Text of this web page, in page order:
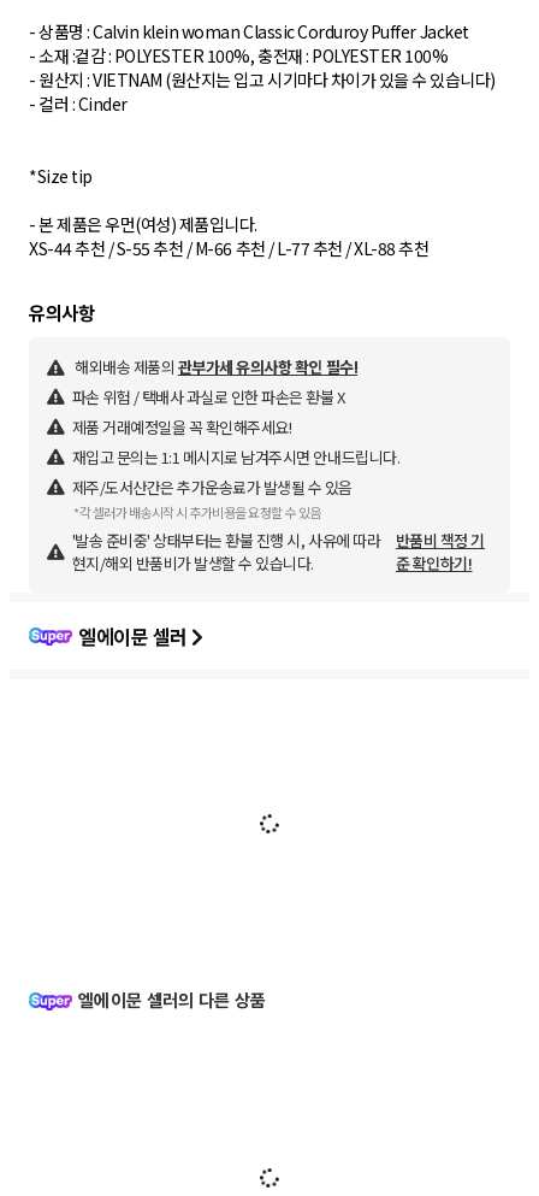
- 상품명 : Calvin klein woman Classic Corduroy Puffer Jacket
- 소재 :겉감 : POLYESTER 100%, 충전재 : POLYESTER 100%
- 원산지 : VIETNAM (원산지는 입고 시기마다 차이가 있을 수 있습니다)
- 컬러 : Cinder
*Size tip
- 본 제품은 우먼(여성) 제품입니다.
XS-44 추천 / S-55 추천 / M-66 추천 / L-77 추천 / XL-88 추천
유의사항
해외배송 제품의 관부가세 유의사항 확인 필수!
파손 위험 / 택배사 과실로 인한 파손은 환불 X
제품 거래예정일을 꼭 확인해주세요!
재입고 문의는 1:1 메시지로 남겨주시면 안내드립니다.
제주/도서산간은 추가운송료가 발생될 수 있음
*각 셀러가 배송시작 시 추가비용을 요청할 수 있음
'발송 준비중' 상태부터는 환불 진행 시, 사유에 따라
현지/해외 반품비가 발생할 수 있습니다.
반품비 책정 기
준 확인하기!
엘에이문 셀러
엘에이문 셀러의 다른 상품